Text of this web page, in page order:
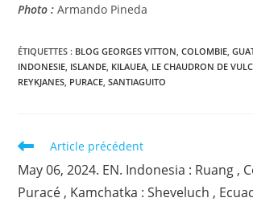
Photo : Armando Pineda
ÉTIQUETTES : BLOG GEORGES VITTON COLOMBIE
INDONESIE ISLANDE KILAUEA LE CHAUDRON DE
REYKJANES PURACE SANTIAGUITO
Read
articles
Article précédent
May 06, 2024. EN. Indonesia : Ruang ,
Puracé , Kamchatka : Sheveluch ,